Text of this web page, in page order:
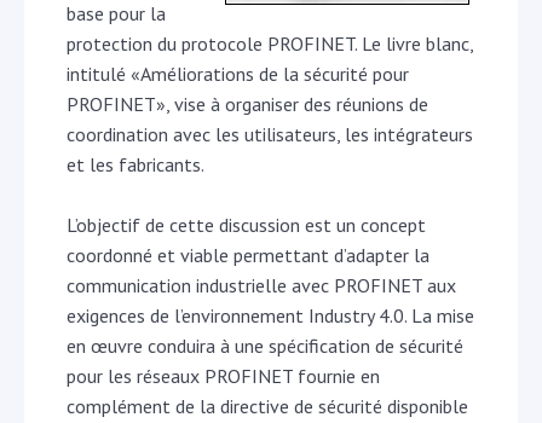
base pour la
protection du protocole PROFINET. Le livre blanc,
intitulé «Améliorations de la sécurité pour
PROFINET», vise à organiser des réunions de
coordination avec les utilisateurs, les intégrateurs
et les fabricants.
L’objectif de cette discussion est un concept
coordonné et viable permettant d’adapter la
communication industrielle avec PROFINET aux
exigences de l’environnement Industry 4.0. La mise
en œuvre conduira à une spécification de sécurité
pour les réseaux PROFINET fournie en
complément de la directive de sécurité disponible